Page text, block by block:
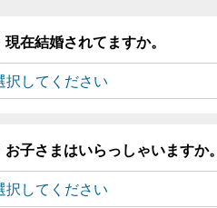
現在結婚されてますか。
お子さまはいらっしゃいますか。